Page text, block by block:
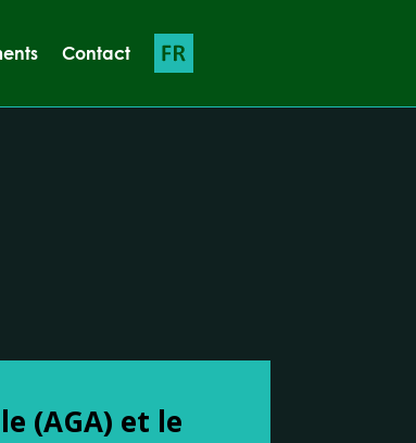
Contact
(AGA) et le